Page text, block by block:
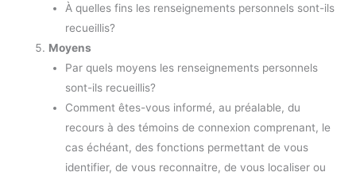
À quelles fins les renseignements personnels sont-ils
recueillis?
Moyens
Par quels moyens les renseignements personnels
sont-ils recueillis?
Comment êtes-vous informé, au préalable, du
recours à des témoins de connexion comprenant, le
cas échéant, des fonctions permettant de vous
identifier, de vous reconnaitre, de vous localiser ou